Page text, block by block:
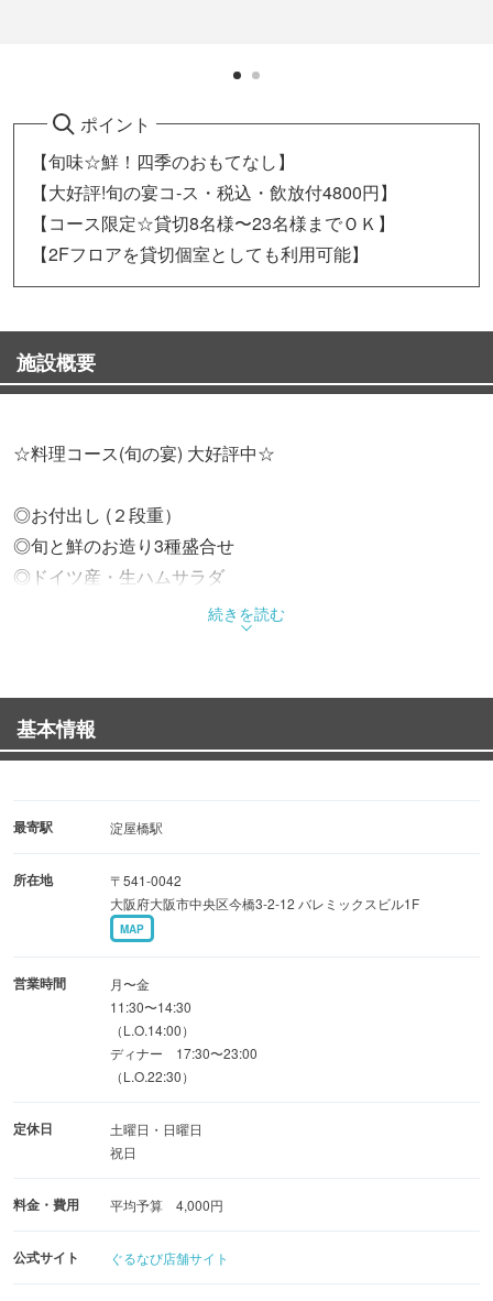
ポイント
【旬味☆鮮！四季のおもてなし】
【大好評!旬の宴コ-ス・税込・飲放付4800円】
【コース限定☆貸切8名様〜23名様までＯＫ】
【2Fフロアを貸切個室としても利用可能】
施設概要
☆料理コース(旬の宴) 大好評中☆
◎お付出し (２段重）
◎旬と鮮のお造り3種盛合せ
◎ドイツ産・生ハムサラダ
◎季節の天ぷら （例...キスの梅しそ.鱈の白子.）
◎本日の魚料理 （例...ブリのレモン醤油焼き.真鯛のかま
◎本日の肉料理 （例...豚トロステーキ.地鶏の炙り焼
き）
◎〆の一品 （例...冷やしうどん.茶まめがゆ.高菜チャ
◎全7品で税込み￥3,000
(コース120分制、飲み放題90分ラストオーダー)
続きを読む
基本情報
最寄駅 淀屋橋駅
所在地
〒541-0042
大阪府大阪市中央区今橋3-2-12 バレミックスビル1F
MAP
営業時間
月〜金
11:30〜14:30
（L.O.14:00）
ディナー 17:30〜23:00
（L.O.22:30）
定休日
土曜日・日曜日
祝日
料金・費用 平均予算 4,000円
公式サイト ぐるなび店舗サイト